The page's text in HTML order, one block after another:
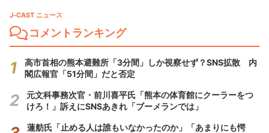
J-CAST ニュース
コメントランキング
高市首相の熊本避難所「3分間」しか視察せず？SNS拡散 内
閣広報官「51分間」だと否定
元文科事務次官・前川喜平氏「熊本の体育館にクーラーをつ
けろ！」訴えにSNSあきれ「ブーメランでは」
蓮舫氏「止める人は誰もいなかったのか」「あまりにも愕